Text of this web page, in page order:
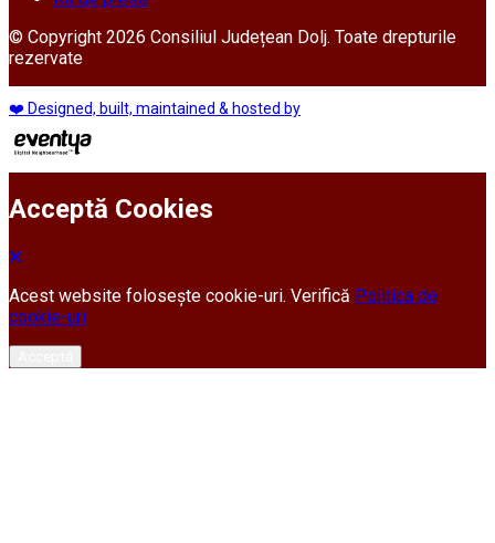
© Copyright 2026 Consiliul Județean Dolj. Toate drepturile
rezervate
❤️ Designed, built, maintained & hosted by
Acceptă Cookies
Acest website folosește cookie-uri. Verifică Politica de
cookie-uri